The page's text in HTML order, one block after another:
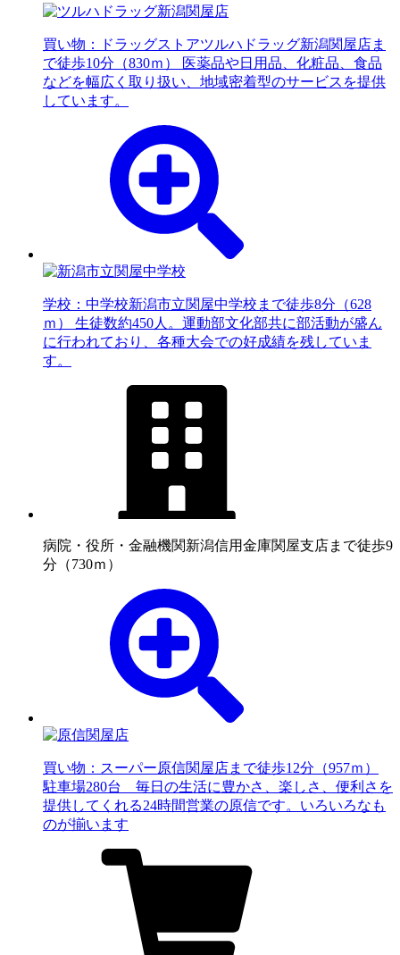
買い物：ドラッグストアツルハドラッグ新潟関屋店ま
で徒歩10分（830ｍ） 医薬品や日用品、化粧品、食品
などを幅広く取り扱い、地域密着型のサービスを提供
しています。
学校：中学校新潟市立関屋中学校まで徒歩8分（628
ｍ） 生徒数約450人。運動部文化部共に部活動が盛ん
に行われており、各種大会での好成績を残していま
す。
病院・役所・金融機関新潟信用金庫関屋支店まで徒歩9
分（730ｍ）
買い物：スーパー原信関屋店まで徒歩12分（957ｍ）
駐車場280台 毎日の生活に豊かさ、楽しさ、便利さを
提供してくれる24時間営業の原信です。いろいろなも
のが揃います